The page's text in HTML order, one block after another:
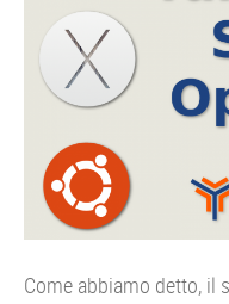
Come abbiamo detto, il